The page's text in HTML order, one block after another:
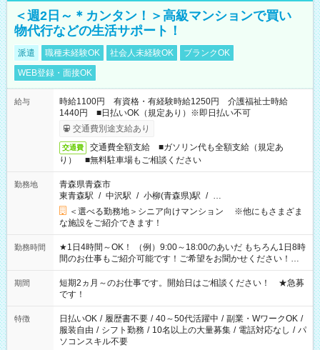
＜週2日～＊カンタン！＞高級マンションで買い
物代行などの生活サポート！
派遣 職種未経験OK 社会人未経験OK
ブランクOK
WEB登録・面接OK
給与
時給1100円 有資格・有経験時給1250円 介護福祉士時給
1440円 ■日払いOK（規定あり）※即日払い不可
交通費別途支給あり
交通費
交通費全額支給 ■ガソリン代も全額支給（規定あ
り） ■無料駐車場もご相談ください
勤務地
青森県青森市
東青森駅 / 中沢駅 / 小柳(青森県)駅 / …
＜選べる勤務地＞シニア向けマンション ※他にもさまざま
な施設をご紹介できます！
勤務時間
★1日4時間～OK！ （例）9:00～18:00のあいだ もちろん1日8時
間のお仕事もご紹介可能です！ご希望をお聞かせください！★
家庭の都合でお休みが必要な場合も遠慮なくご相談ください。
※週最低15時間以上の勤務が必要です
期間
短期2ヵ月～のお仕事です。開始日はご相談ください！ ★急募
です！
特徴 日払いOK / 履歴書不要 / 40～50代活躍中 / 副業・WワークOK /
服装自由 / シフト勤務 / 10名以上の大量募集 / 電話対応なし / パ
ソコンスキル不要